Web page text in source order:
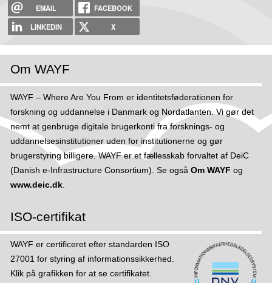
EMAIL
FACEBOOK
LINKEDIN
X
Om WAYF
WAYF – Where Are You From er identitetsføderationen for
forskning og uddannelse i Danmark og Nordatlanten. Vi gør det
nemt at genbruge digitale brugerkonti fra forsknings- og
uddannelsesinstitutioner uden for institutionerne og gør
brugerstyring billigere. WAYF er et fællesskab forvaltet af DeiC
(Danish e-Infrastructure Consortium). Se også Om WAYF og
www.deic.dk.
ISO-certifikat
WAYF er certificeret efter standarden ISO
27001 for styring af informations­sikker­hed.
Klik på grafikken for at se certifikatet.